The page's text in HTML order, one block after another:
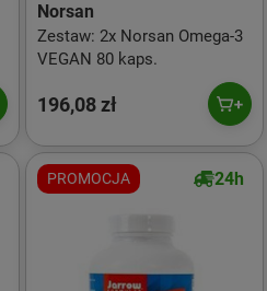
Norsan
Zestaw: 2x Norsan Omega-3
VEGAN 80 kaps.
196,08 zł
PROMOCJA 24h